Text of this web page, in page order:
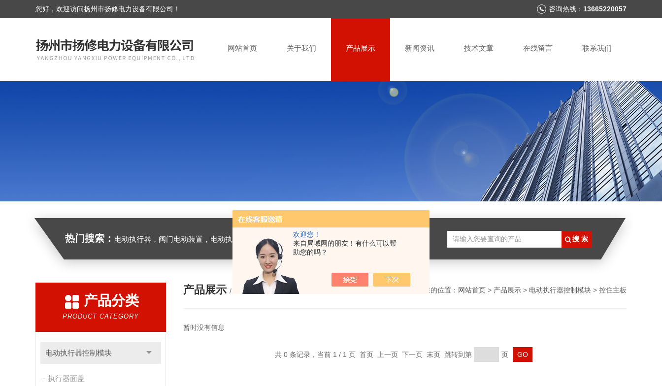
欢迎您！
来自局域网的朋友！有什么可以帮
助您的吗？
您好，欢迎访问扬州市扬修电力设备有限公司！ 咨询热线： 13665220057
网站首页 关于我们 产品展示 新闻资讯 技术文章 在线留言 联系我们
热门搜索： 电动执行器，阀门电动装置，电动执行机构，阀门驱动装置，电动头，角行程电动执行器，智能防爆型电动执行器，多回转电动执行器
产品分类
PRODUCT CATEGORY
电动执行器控制模块
执行器面盖
产品展示 / PRODUCTS 您的位置： 网站首页 > 产品展示 > 电动执行器控制模块 > 控住主板
暂时没有信息
共 0 条记录，当前 1 / 1 页 首页 上一页 下一页 末页 跳转到第 页